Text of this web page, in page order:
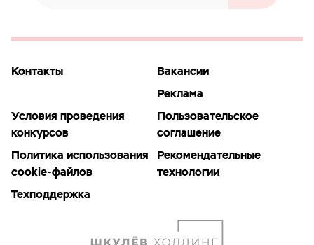
Контакты
Вакансии
Реклама
Условия проведения
конкурсов
Пользовательское
соглашение
Политика использования
cookie-файлов
Рекомендательные
технологии
Техподдержка